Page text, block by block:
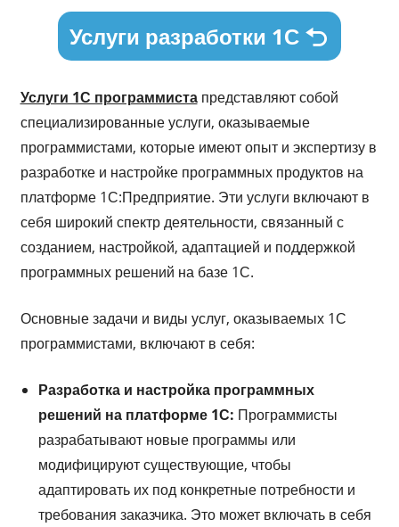
Услуги разработки 1С
Услуги 1С программистапредставляют собой
специализированные услуги, оказываемые
программистами, которые имеют опыт и экспертизу в
разработке и настройке программных продуктов на
платформе 1С:Предприятие. Эти услуги включают в
себя широкий спектр деятельности, связанный с
созданием, настройкой, адаптацией и поддержкой
программных решений на базе 1С.
Основные задачи и виды услуг, оказываемых 1С
программистами, включают в себя:
Разработка и настройка программных
решений на платформе 1С: Программисты
разрабатывают новые программы или
модифицируют существующие, чтобы
адаптировать их под конкретные потребности и
требования заказчика. Это может включать в себя